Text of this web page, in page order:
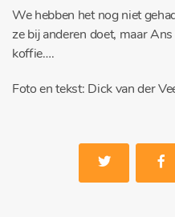
We hebben het nog niet
ze bij anderen doet, maar
koffie….
Foto en tekst: Dick van der